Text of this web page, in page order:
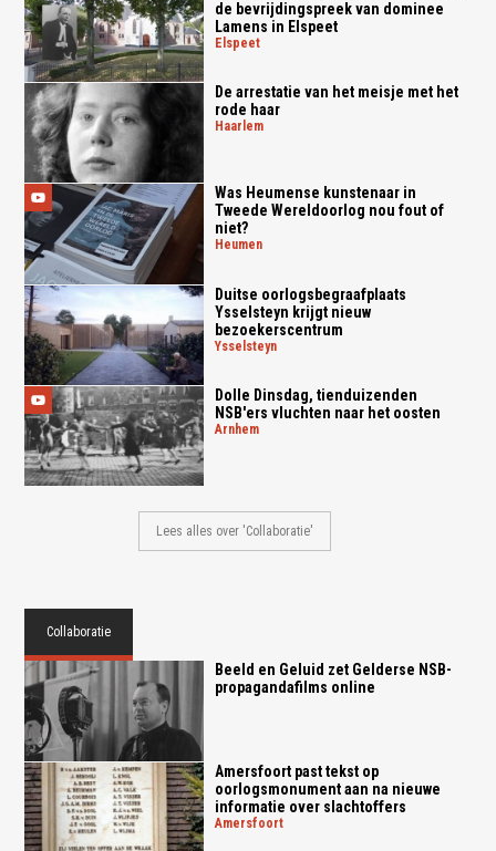
de bevrijdingspreek van dominee
Lamens in Elspeet
elspeet
De arrestatie van het meisje met het
rode haar
haarlem
Was Heumense kunstenaar in
Tweede Wereldoorlog nou fout of
niet?
heumen
Duitse oorlogsbegraafplaats
Ysselsteyn krijgt nieuw
bezoekerscentrum
ysselsteyn
Dolle Dinsdag, tienduizenden
NSB'ers vluchten naar het oosten
arnhem
Lees alles over 'Collaboratie'
Collaboratie
Beeld en Geluid zet Gelderse NSB-
propagandafilms online
Amersfoort past tekst op
oorlogsmonument aan na nieuwe
informatie over slachtoffers
amersfoort